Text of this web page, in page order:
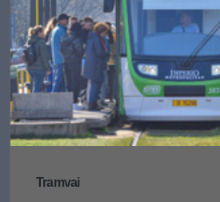
Tramvai